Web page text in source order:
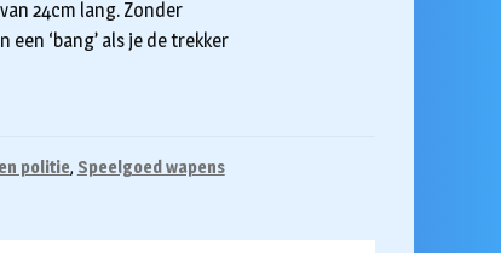
24cm lang. Zonder
‘bang’ als je de trekker
politie, Speelgoed wapens